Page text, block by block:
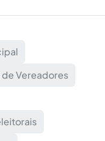
de Vereadores